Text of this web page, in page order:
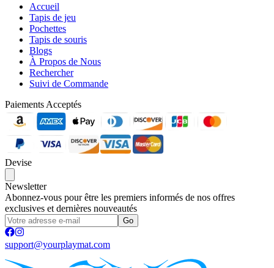
Accueil
Tapis de jeu
Pochettes
Tapis de souris
Blogs
À Propos de Nous
Rechercher
Suivi de Commande
Paiements Acceptés
Devise
Newsletter
Abonnez-vous pour être les premiers informés de nos offres
exclusives et dernières nouveautés
Go
support@yourplaymat.com